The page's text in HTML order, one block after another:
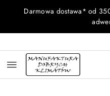
Przejdź do treści
Przejdź do
Przejdź do moje konto
Przejdź do menu
Przejdź do opisu
Przejdź do stopki
Darmowa dostawa* od